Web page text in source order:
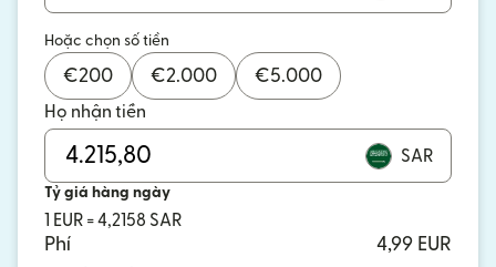
Hoặc chọn số tiền
€200 €2.000 €5.000
Họ nhận tiền
SAR
Tỷ giá hàng ngày
1 EUR = 4,2158 SAR
Phí
4,99 EUR